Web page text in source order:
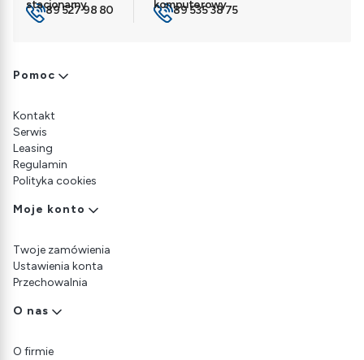
89 527 98 80 89 535 38 75
Linki w stopce
Pomoc
Kontakt
Serwis
Leasing
Regulamin
Polityka cookies
Moje konto
Twoje zamówienia
Ustawienia konta
Przechowalnia
O nas
O firmie